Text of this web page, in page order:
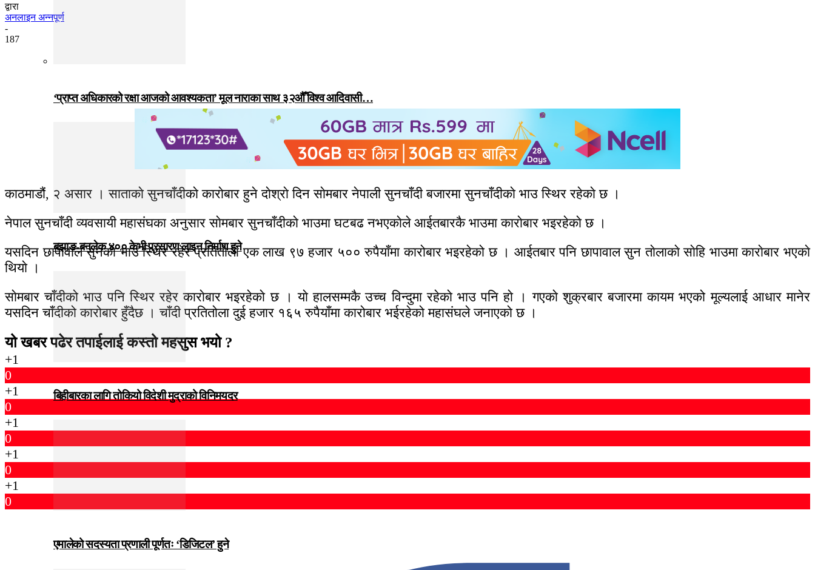
‘प्राप्त अधिकारको रक्षा आजको आवश्यकता’ मूल नाराका साथ ३२औँ विश्व आदिवासी…
बझाङ-बनलेक ४०० केभी प्रसारण लाइन निर्माण हुने
बिहीबारका लागि तोकियो विदेशी मुद्राको विनिमयदर
एमालेको सदस्यता प्रणाली पूर्णतः ‘डिजिटल’ हुने
द्वारा
अनलाइन अन्नपूर्ण
-
187
काठमाडौं, २ असार । साताकाे सुनचाँदीकाे काराेबार हुने दाेश्राे दिन साेमबार नेपाली सुनचाँदी बजारमा सुनचाँदीकाे भाउ स्थिर रहेकाे छ ।
नेपाल सुनचाँदी व्यवसायी महासंघका अनुसार साेमबार सुनचाँदीकाे भाउमा घटबढ नभएकाेले आईतबारकै भाउमा काराेबार भइरहेकाे छ ।
यसदिन छापावाल सुनकाे भाउ स्थिर रहेर प्रतितोला एक लाख ९७ हजार ५०० रुपैयाँमा कारोबार भइरहेको छ । आईतबार पनि छापावाल सुन ताेलाकाे साेहि भाउमा काराेबार भएकाे
थियाे ।
साेमबार चाँदीको भाउ पनि स्थिर रहेर काराेबार भइरहेकाे छ । याे हालसम्मकै उच्च विन्दुमा रहेकाे भाउ पनि हाे । गएकाे शुक्रबार बजारमा कायम भएको मूल्यलाई आधार मानेर
यसदिन चाँदीको कारोबार हुँदैछ । चाँदी प्रतितोला दुई हजार १६५ रुपैयाँमा कारोबार भईरहेको महासंघले जनाएकाे छ ।
यो खबर पढेर तपाईलाई कस्तो महसुस भयो ?
+1
0
+1
0
+1
0
+1
0
+1
0